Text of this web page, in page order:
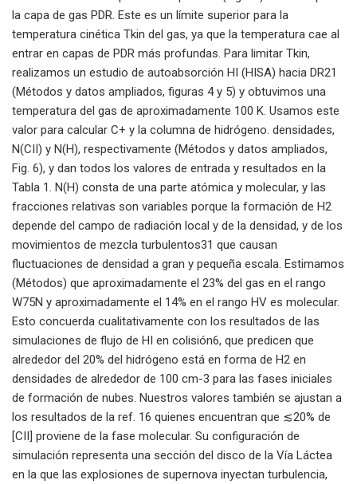
la capa de gas PDR. Este es un límite superior para la
temperatura cinética Tkin del gas, ya que la temperatura cae al
entrar en capas de PDR más profundas. Para limitar Tkin,
realizamos un estudio de autoabsorción HI (HISA) hacia DR21
(Métodos y datos ampliados, figuras 4 y 5) y obtuvimos una
temperatura del gas de aproximadamente 100 K. Usamos este
valor para calcular C+ y la columna de hidrógeno. densidades,
N(CII) y N(H), respectivamente (Métodos y datos ampliados,
Fig. 6), y dan todos los valores de entrada y resultados en la
Tabla 1. N(H) consta de una parte atómica y molecular, y las
fracciones relativas son variables porque la formación de H2
depende del campo de radiación local y de la densidad, y de los
movimientos de mezcla turbulentos31 que causan
fluctuaciones de densidad a gran y pequeña escala. Estimamos
(Métodos) que aproximadamente el 23% del gas en el rango
W75N y aproximadamente el 14% en el rango HV es molecular.
Esto concuerda cualitativamente con los resultados de las
simulaciones de flujo de HI en colisión6, que predicen que
alrededor del 20% del hidrógeno está en forma de H2 en
densidades de alrededor de 100 cm-3 para las fases iniciales
de formación de nubes. Nuestros valores también se ajustan a
los resultados de la ref. 16 quienes encuentran que ≲20% de
[CII] proviene de la fase molecular. Su configuración de
simulación representa una sección del disco de la Vía Láctea
en la que las explosiones de supernova inyectan turbulencia,